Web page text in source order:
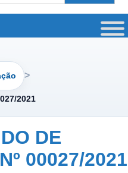
2021
DE
00027/2021